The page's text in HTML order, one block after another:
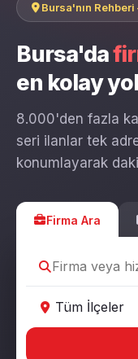
Bursa'nın
Bursa'da
en kolay
8.000'den fazla
seri ilanlar tek
konumlayarak
Firma Ara